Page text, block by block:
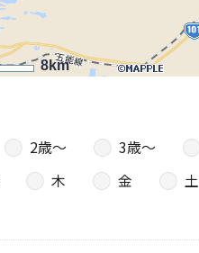
8km
2歳〜 3歳〜
木 金
土